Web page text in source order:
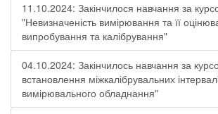
11.10.2024: Закінчилося навчання за
"Невизначеність вимірювання та її
випробування та калібрування"
04.10.2024: Закінчилось навчання за
встановлення міжкалібрувальних
вимірювального обладнання"